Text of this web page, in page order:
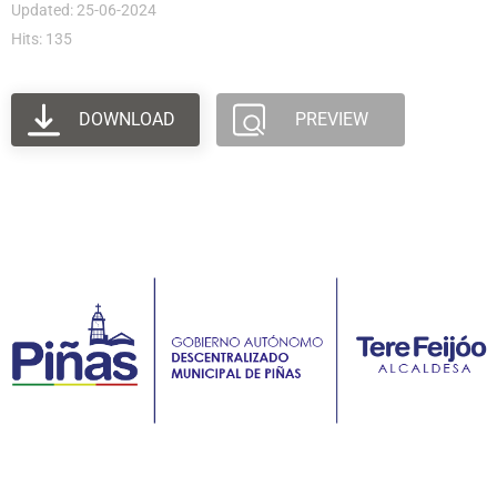
Updated: 25-06-2024
Hits: 135
DOWNLOAD PREVIEW